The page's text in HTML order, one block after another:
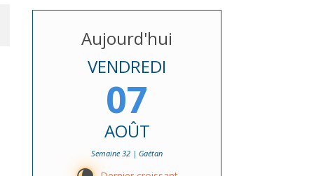
Aujourd'hui
VENDREDI
07
AOÛT
Semaine 32 | Gaétan